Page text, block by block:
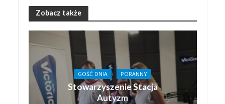
Zobacz także
GOŚĆ DNIA PORANNY
Stowarzyszenie Stacja
Autyzm